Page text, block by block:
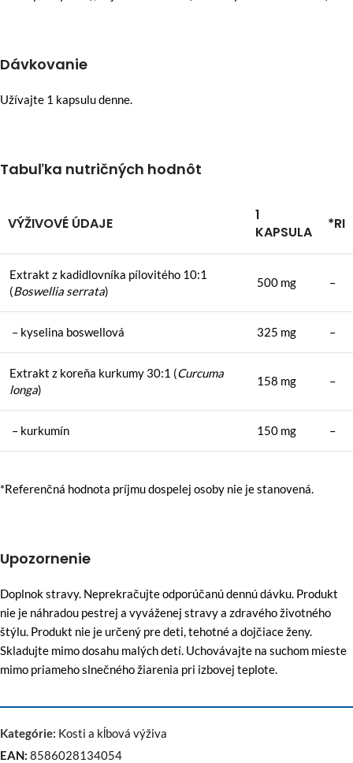
Dávkovanie
Užívajte 1 kapsulu denne.
Tabuľka nutričných hodnôt
VÝŽIVOVÉ ÚDAJE
1
KAPSULA
*RI
Extrakt z kadidlovníka pílovitého 10:1
(Boswellia serrata)
500 mg –
– kyselina boswellová 325 mg –
Extrakt z koreňa kurkumy 30:1 (Curcuma
longa)
158 mg –
– kurkumín 150 mg –
*Referenčná hodnota príjmu dospelej osoby nie je stanovená.
Upozornenie
Doplnok stravy. Neprekračujte odporúčanú dennú dávku. Produkt
nie je náhradou pestrej a vyváženej stravy a zdravého životného
štýlu. Produkt nie je určený pre deti, tehotné a dojčiace ženy.
Skladujte mimo dosahu malých detí. Uchovávajte na suchom mieste
mimo priameho slnečného žiarenia pri izbovej teplote.
Kategórie: Kosti a kĺbová výživa
EAN: 8586028134054